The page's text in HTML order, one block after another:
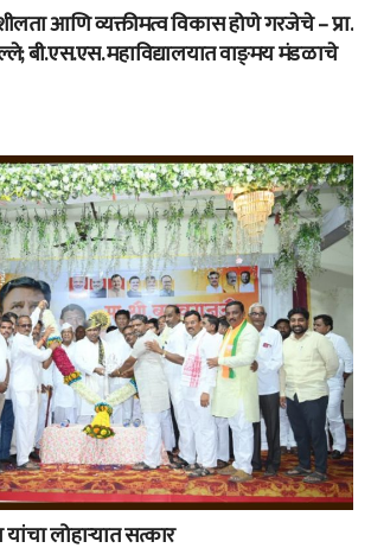
आणि व्यक्तीमत्व विकास होणे गरजेचे – प्रा.
बी.एस.एस. महाविद्यालयात वाङ्‌मय मंडळाचे
लोहाऱ्यात सत्कार